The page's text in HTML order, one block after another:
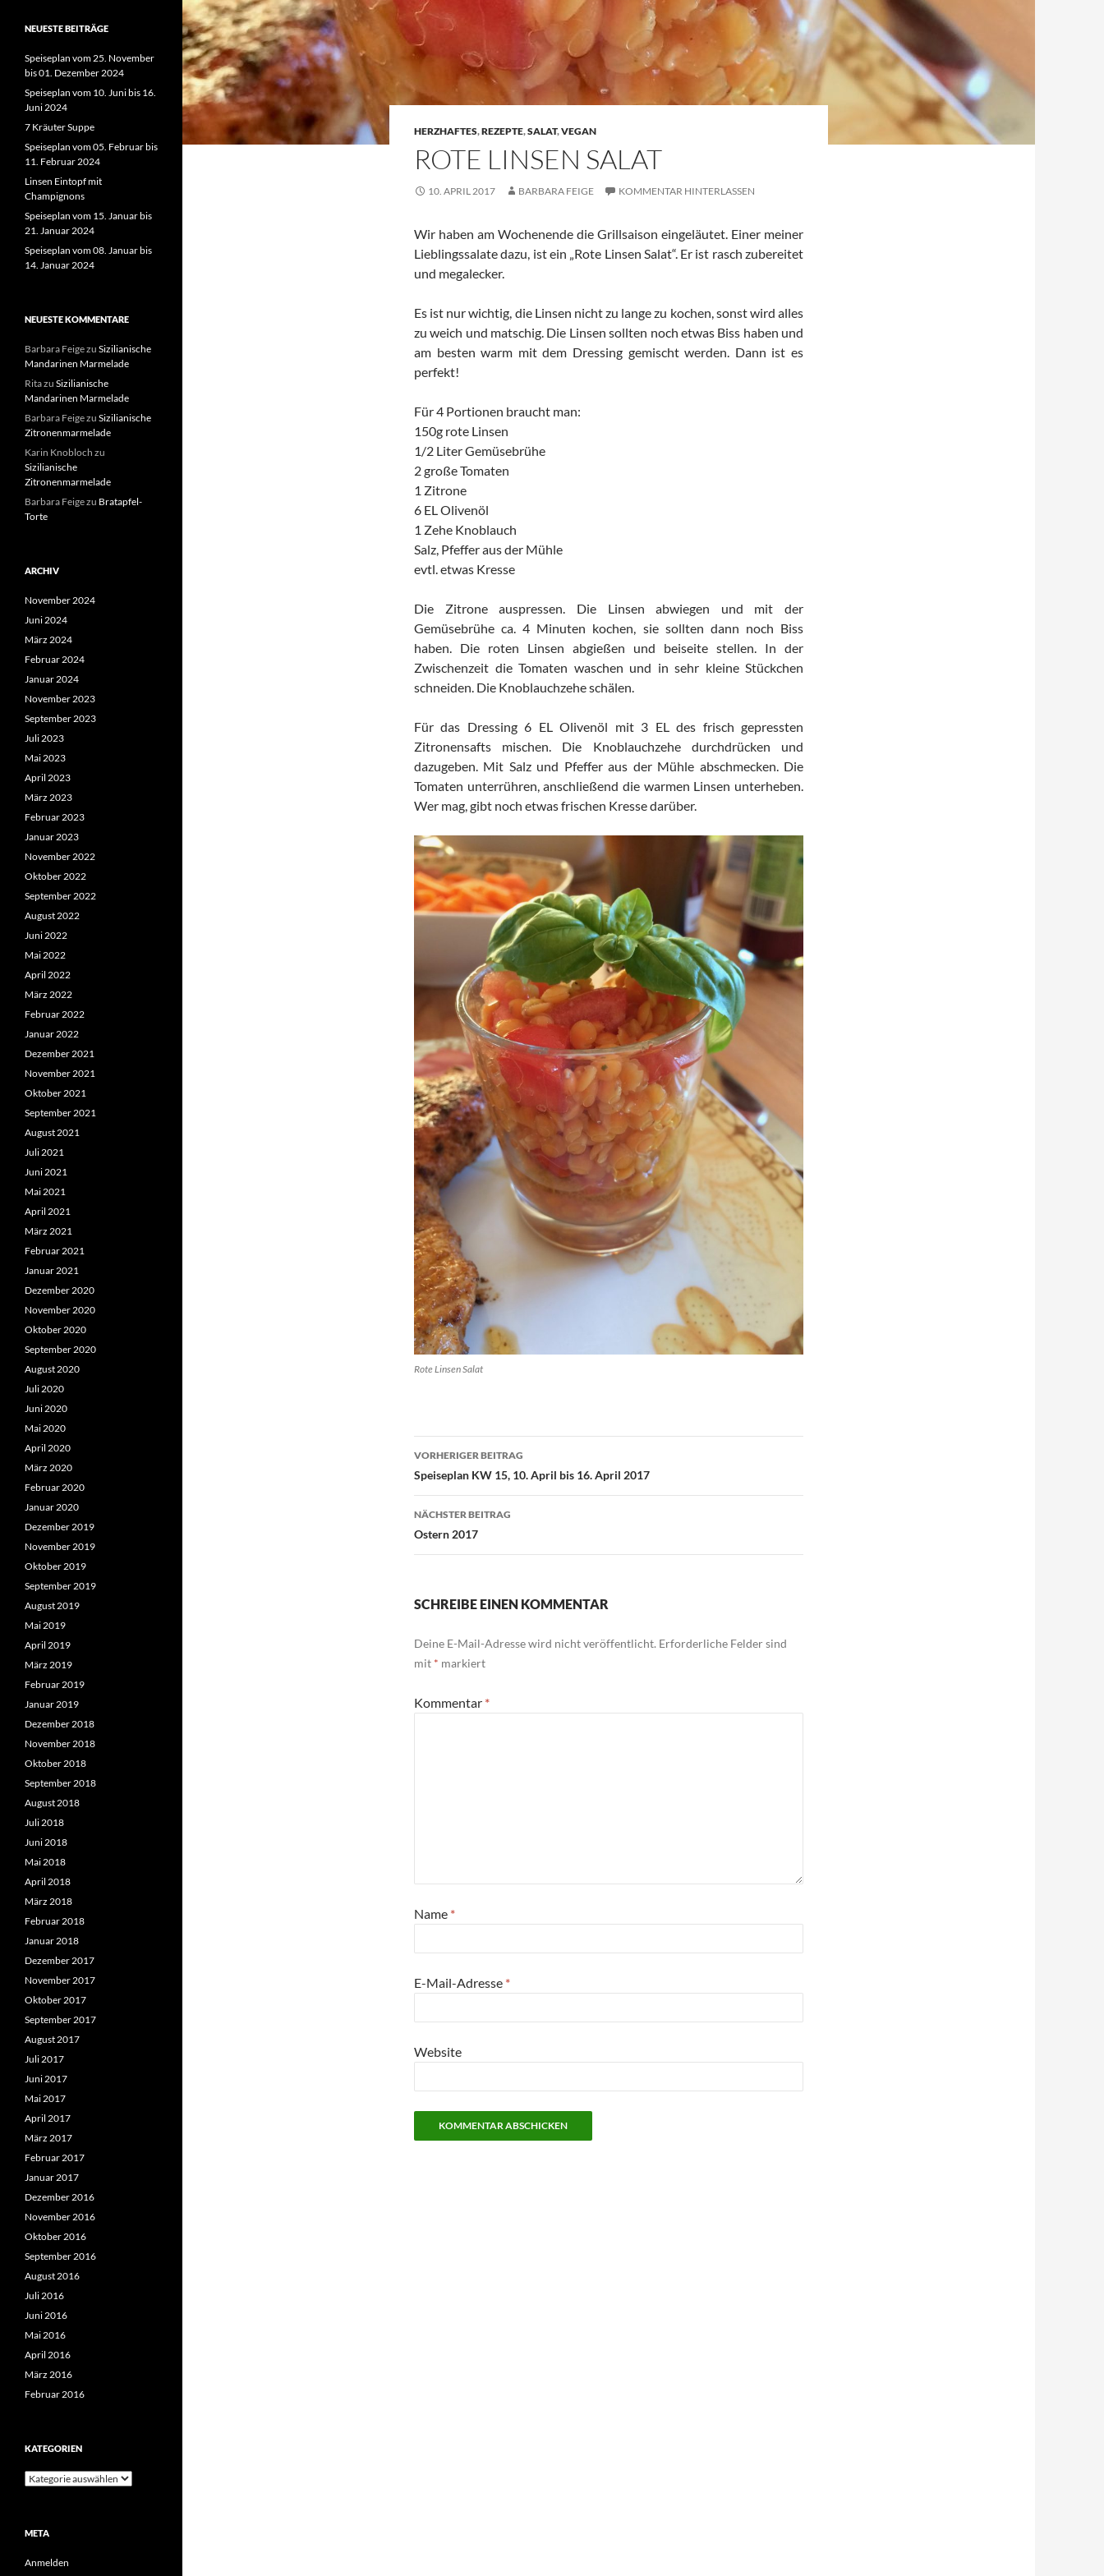
HERZHAFTES,REZEPTE,SALAT,VEGAN
ROTE LINSEN SALAT
10. APRIL 2017 BARBARA FEIGE KOMMENTAR HINTERLASSEN
Wir haben am Wochenende die Grillsaison eingeläutet. Einer meiner
Lieblingssalate dazu, ist ein „Rote Linsen Salat“. Er ist rasch zubereitet
und megalecker.
Es ist nur wichtig, die Linsen nicht zu lange zu kochen, sonst wird alles
zu weich und matschig. Die Linsen sollten noch etwas Biss haben und
am besten warm mit dem Dressing gemischt werden. Dann ist es
perfekt!
Für 4 Portionen braucht man:
150g rote Linsen
1/2 Liter Gemüsebrühe
2 große Tomaten
1 Zitrone
6 EL Olivenöl
1 Zehe Knoblauch
Salz, Pfeffer aus der Mühle
evtl. etwas Kresse
Die Zitrone auspressen. Die Linsen abwiegen und mit der
Gemüsebrühe ca. 4 Minuten kochen, sie sollten dann noch Biss
haben. Die roten Linsen abgießen und beiseite stellen. In der
Zwischenzeit die Tomaten waschen und in sehr kleine Stückchen
schneiden. Die Knoblauchzehe schälen.
Für das Dressing 6 EL Olivenöl mit 3 EL des frisch gepressten
Zitronensafts mischen. Die Knoblauchzehe durchdrücken und
dazugeben. Mit Salz und Pfeffer aus der Mühle abschmecken. Die
Tomaten unterrühren, anschließend die warmen Linsen unterheben.
Wer mag, gibt noch etwas frischen Kresse darüber.
Rote Linsen Salat
Beitragsnavigation
VORHERIGER BEITRAG
Speiseplan KW 15, 10. April bis 16. April 2017
NÄCHSTER BEITRAG
Ostern 2017
SCHREIBE EINEN KOMMENTAR
Deine E-Mail-Adresse wird nicht veröffentlicht. Erforderliche Felder sind
mit * markiert
Kommentar *
Name *
E-Mail-Adresse *
Website
NEUESTE BEITRÄGE
Speiseplan vom 25. November
bis 01. Dezember 2024
Speiseplan vom 10. Juni bis 16.
Juni 2024
7 Kräuter Suppe
Speiseplan vom 05. Februar bis
11. Februar 2024
Linsen Eintopf mit
Champignons
Speiseplan vom 15. Januar bis
21. Januar 2024
Speiseplan vom 08. Januar bis
14. Januar 2024
NEUESTE KOMMENTARE
Barbara Feigezu Sizilianische
Mandarinen Marmelade
Ritazu Sizilianische
Mandarinen Marmelade
Barbara Feigezu Sizilianische
Zitronenmarmelade
Karin Knobloch zu
Sizilianische
Zitronenmarmelade
Barbara Feigezu Bratapfel-
Torte
ARCHIV
November 2024
Juni 2024
März 2024
Februar 2024
Januar 2024
November 2023
September 2023
Juli 2023
Mai 2023
April 2023
März 2023
Februar 2023
Januar 2023
November 2022
Oktober 2022
September 2022
August 2022
Juni 2022
Mai 2022
April 2022
März 2022
Februar 2022
Januar 2022
Dezember 2021
November 2021
Oktober 2021
September 2021
August 2021
Juli 2021
Juni 2021
Mai 2021
April 2021
März 2021
Februar 2021
Januar 2021
Dezember 2020
November 2020
Oktober 2020
September 2020
August 2020
Juli 2020
Juni 2020
Mai 2020
April 2020
März 2020
Februar 2020
Januar 2020
Dezember 2019
November 2019
Oktober 2019
September 2019
August 2019
Mai 2019
April 2019
März 2019
Februar 2019
Januar 2019
Dezember 2018
November 2018
Oktober 2018
September 2018
August 2018
Juli 2018
Juni 2018
Mai 2018
April 2018
März 2018
Februar 2018
Januar 2018
Dezember 2017
November 2017
Oktober 2017
September 2017
August 2017
Juli 2017
Juni 2017
Mai 2017
April 2017
März 2017
Februar 2017
Januar 2017
Dezember 2016
November 2016
Oktober 2016
September 2016
August 2016
Juli 2016
Juni 2016
Mai 2016
April 2016
März 2016
Februar 2016
KATEGORIEN
Kategorien
META
Anmelden